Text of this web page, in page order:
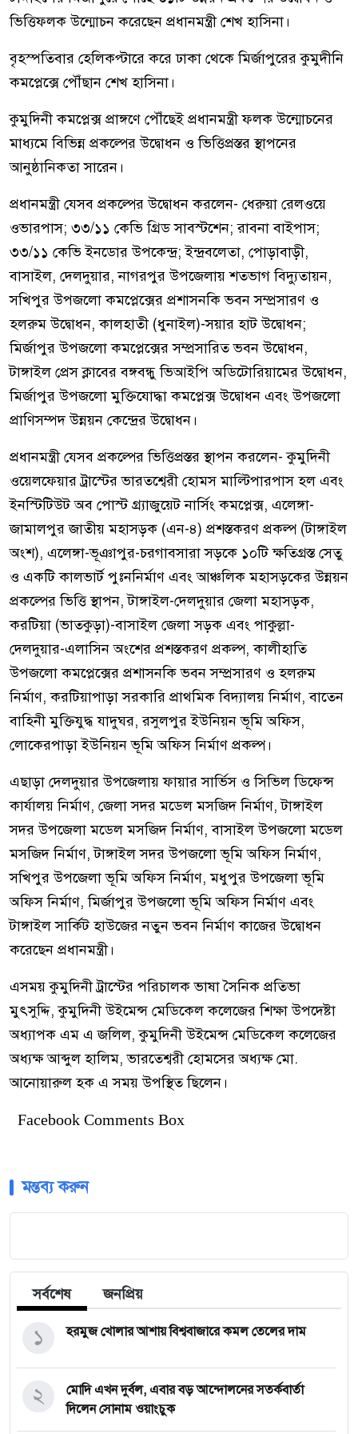
ভিত্তিফলক উন্মোচন করেছেন প্রধানমন্ত্রী শেখ হাসিনা।
বৃহস্পতিবার হেলিকপ্টারে করে ঢাকা থেকে মির্জাপুরের কুমুদীনি
কমপ্লেক্সে পৌঁছান শেখ হাসিনা।
কুমুদিনী কমপ্লেক্স প্রাঙ্গণে পৌঁছেই প্রধানমন্ত্রী ফলক উন্মোচনের
মাধ্যমে বিভিন্ন প্রকল্পের উদ্বোধন ও ভিত্তিপ্রস্তর স্থাপনের
আনুষ্ঠানিকতা সারেন।
প্রধানমন্ত্রী যেসব প্রকল্পের উদ্বোধন করলেন- ধেরুয়া রেলওয়ে
ওভারপাস; ৩৩/১১ কেভি গ্রিড সাবস্টশেন; রাবনা বাইপাস;
৩৩/১১ কেভি ইনডোর উপকেন্দ্র; ইন্দ্রবলেতা, পোড়াবাড়ী,
বাসাইল, দেলদুয়ার, নাগরপুর উপজেলায় শতভাগ বিদ্যুতায়ন,
সখিপুর উপজলো কমপ্লেক্সের প্রশাসনকি ভবন সম্প্রসারণ ও
হলরুম উদ্বোধন, কালহাতী (ধুনাইল)-সয়ার হাট উদ্বোধন;
মির্জাপুর উপজলো কমপ্লেক্সের সম্প্রসারিত ভবন উদ্বোধন,
টাঙ্গাইল প্রেস ক্লাবের বঙ্গবন্ধু ভিআইপি অডিটোরিয়ামের উদ্বোধন,
মির্জাপুর উপজলো মুক্তিযোদ্ধা কমপ্লেক্স উদ্বোধন এবং উপজলো
প্রাণিসম্পদ উন্নয়ন কেন্দ্রের উদ্বোধন।
প্রধানমন্ত্রী যেসব প্রকল্পের ভিত্তিপ্রস্তর স্থাপন করলেন- কুমুদিনী
ওয়েলফেয়ার ট্রাস্টের ভারতশ্বেরী হোমস মাল্টিপারপাস হল এবং
ইনস্টিটিউট অব পোস্ট গ্র্যাজুয়েট নার্সিং কমপ্লেক্স, এলেঙ্গা-
জামালপুর জাতীয় মহাসড়ক (এন-৪) প্রশস্তকরণ প্রকল্প (টাঙ্গাইল
অংশ), এলেঙ্গা-ভূঞাপুর-চরগাবসারা সড়কে ১০টি ক্ষতিগ্রস্ত সেতু
ও একটি কালভার্ট পুঃননির্মাণ এবং আঞ্চলিক মহাসড়কের উন্নয়ন
প্রকল্পের ভিত্তি স্থাপন, টাঙ্গাইল-দেলদুয়ার জেলা মহাসড়ক,
করটিয়া (ভাতকুড়া)-বাসাইল জেলা সড়ক এবং পাকুল্লা-
দেলদুয়ার-এলাসিন অংশের প্রশস্তকরণ প্রকল্প, কালীহাতি
উপজলো কমপ্লেক্সের প্রশাসনকি ভবন সম্প্রসারণ ও হলরুম
নির্মাণ, করটিয়াপাড়া সরকারি প্রাথমিক বিদ্যালয় নির্মাণ, বাতেন
বাহিনী মুক্তিযুদ্ধ যাদুঘর, রসুলপুর ইউনিয়ন ভূমি অফিস,
লোকেরপাড়া ইউনিয়ন ভূমি অফিস নির্মাণ প্রকল্প।
এছাড়া দেলদুয়ার উপজেলায় ফায়ার সার্ভিস ও সিভিল ডিফেন্স
কার্যালয় নির্মাণ, জেলা সদর মডেল মসজিদ নির্মাণ, টাঙ্গাইল
সদর উপজেলা মডেল মসজিদ নির্মাণ, বাসাইল উপজলো মডেল
মসজিদ নির্মাণ, টাঙ্গাইল সদর উপজলো ভূমি অফিস নির্মাণ,
সখিপুর উপজেলা ভূমি অফিস নির্মাণ, মধুপুর উপজেলা ভূমি
অফিস নির্মাণ, মির্জাপুর উপজলো ভূমি অফিস নির্মাণ এবং
টাঙ্গাইল সার্কিট হাউজের নতুন ভবন নির্মাণ কাজের উদ্বোধন
করেছেন প্রধানমন্ত্রী।
এসময় কুমুদিনী ট্রাস্টের পরিচালক ভাষা সৈনিক প্রতিভা
মুৎসুদ্দি, কুমুদিনী উইমেন্স মেডিকেল কলেজের শিক্ষা উপদেষ্টা
অধ্যাপক এম এ জলিল, কুমুদিনী উইমেন্স মেডিকেল কলেজের
অধ্যক্ষ আব্দুল হালিম, ভারতেশ্বরী হোমসের অধ্যক্ষ মো.
আনোয়ারুল হক এ সময় উপস্থিত ছিলেন।
Facebook Comments Box
মন্তব্য করুন
সর্বশেষ জনপ্রিয়
হরমুজ খোলার আশায় বিশ্ববাজারে কমল তেলের দাম
১
মোদি এখন দুর্বল, এবার বড় আন্দোলনের সতর্কবার্তা
দিলেন সোনাম ওয়াংচুক
২